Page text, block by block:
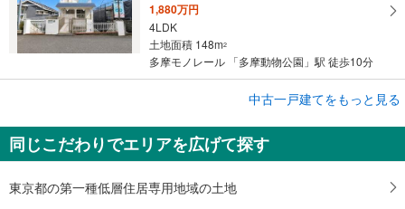
1,880万円
4LDK
土地面積 148m2
多摩モノレール 「多摩動物公園」駅 徒歩10分
日野市平山1丁目
2,880万円
4LDK
土地面積 151.64m
中古一戸建てをもっと見る
同じこだわりでエリアを広げて探す
東京都の第一種低層住居専用地域の土地